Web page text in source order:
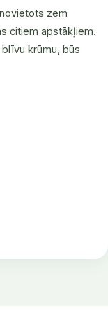
zem
citiem apstākļiem.
krūmu, būs